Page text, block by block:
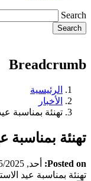
Search
Breadcrumb
الرئيسية
الأخبار
تهنئة بمناسبة عيد
تهنئة بمناسبة
Posted on: أحد, 05/25/2025 - 09:40
تهنئة بمناسبة عيد